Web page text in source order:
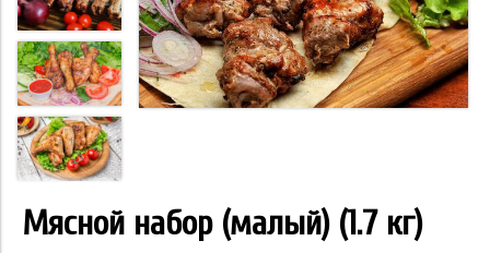
Мясной набор (малый) (1.7 кг)